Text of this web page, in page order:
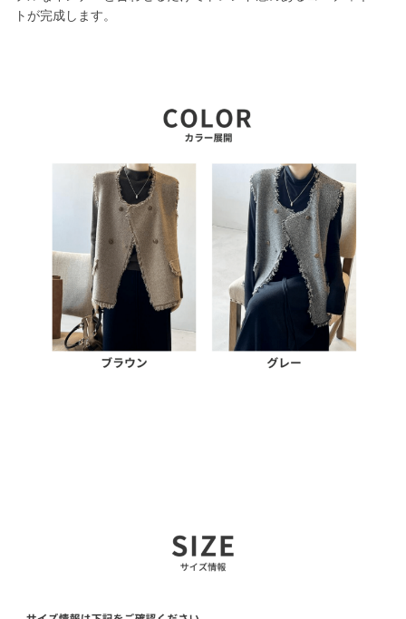
トが完成します。